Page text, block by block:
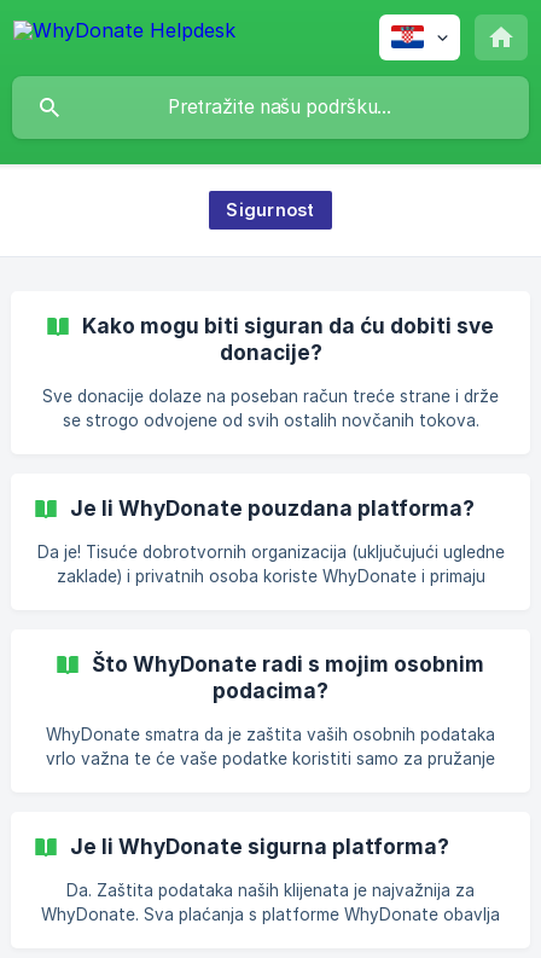
Sigurnost
Kako mogu biti siguran da ću dobiti sve
donacije?
Sve donacije dolaze na poseban račun treće strane i drže
se strogo odvojene od svih ostalih novčanih tokova.
s računa treće strane na koji dolaze u ciljeve za koje su
namijenjene. | Savjet: kada se prijavite na svoj WhyDonate
račun, možete u stvarnom vremenu vidjeti sve donacije
koje su dane za vašu svrhu, kada se to dogodilo i
Je li WhyDonate pouzdana platforma?
Da je! Tisuće dobrotvornih organizacija (uključujući ugledne
zaklade) i privatnih osoba koriste WhyDonate i primaju
računovođa provjerava cijelu administraciju. Donacije se
drže strogo odvojene od svih ostalih novčanih tokova
unutar naše organizacije. Svaki mjesec donacije se isplaćuju
sigurni da nijedna donacija neće biti izgubljen
Što WhyDonate radi s mojim osobnim
podacima?
WhyDonate smatra da je zaštita vaših osobnih podataka
vrlo važna te će vaše podatke koristiti samo za pružanje
pouzdanim.
Je li WhyDonate sigurna platforma?
Da. Zaštita podataka naših klijenata je najvažnija za
WhyDonate. Sva plaćanja s platforme WhyDonate obavlja